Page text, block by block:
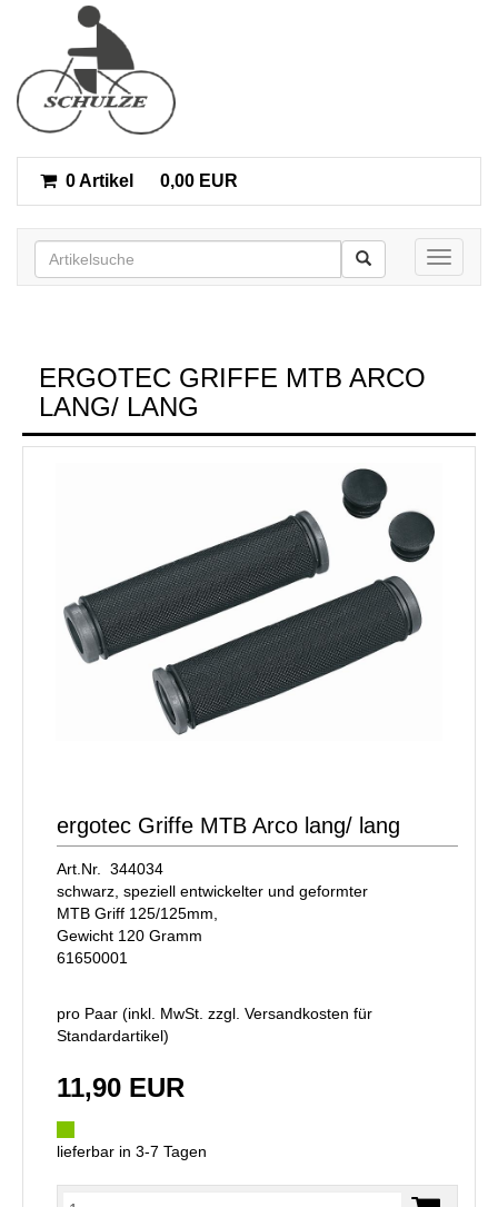
0 Artikel 0,00 EUR
Toggle
ERGOTEC GRIFFE MTB ARCO
LANG/ LANG
ergotec Griffe MTB Arco lang/ lang
Art.Nr. 344034
schwarz, speziell entwickelter und geformter
MTB Griff 125/125mm,
Gewicht 120 Gramm
61650001
pro Paar (inkl. MwSt. zzgl. Versandkosten für
Standardartikel)
11,90 EUR
lieferbar in 3-7 Tagen